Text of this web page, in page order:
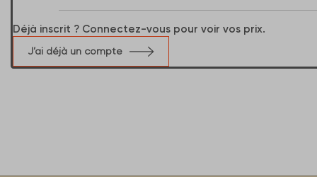
Déjà inscrit ? Connectez-vous pour voir vos prix.
J’ai déjà un compte